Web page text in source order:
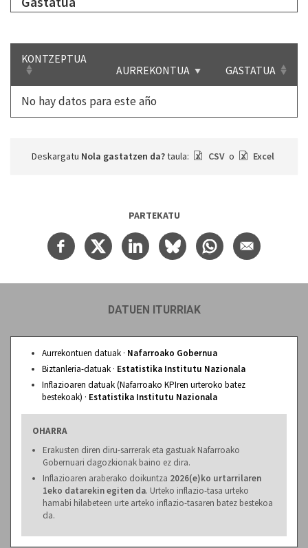
KONTZEPTUA
AURREKONTUA
GASTATUA
No hay datos para este año
Deskargatu Nola gastatzen da?taula: CSV o Excel
PARTEKATU
DATUEN ITURRIAK
Aurrekontuen datuak · Nafarroako Gobernua
Biztanleria-datuak · Estatistika Institutu Nazionala
Inflazioaren datuak (Nafarroako KPIren urteroko batez
bestekoak) · Estatistika Institutu Nazionala
OHARRA
Erakusten diren diru-sarrerak eta gastuak Nafarroako
Gobernuari dagozkionak baino ez dira.
Inflazioaren araberako doikuntza 2026(e)ko urtarrilaren
1eko datarekin egiten da. Urteko inflazio-tasa urteko
hamabi hilabeteen urte arteko inflazio-tasaren batez bestekoa
da.